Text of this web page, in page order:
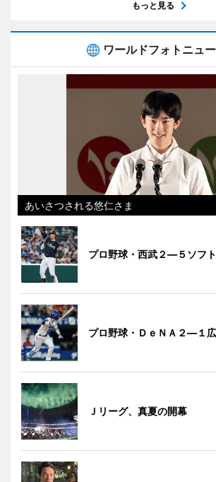
もっと見る
ワールドフォトニュ
あいさつされる悠仁さま
プロ野球・西武２―５ソフ
プロ野球・ＤｅＮＡ２―１
Ｊリーグ、真夏の開幕